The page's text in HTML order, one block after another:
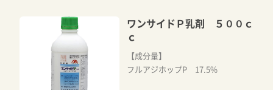
ワンサイドＰ乳剤 ５００ｃ
ｃ
【成分量】
フルアジホップP 17.5%